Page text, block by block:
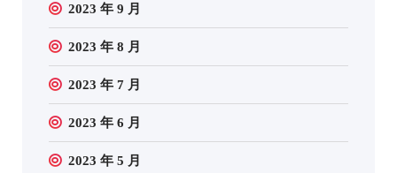
2023 年 9 月
2023 年 8 月
2023 年 7 月
2023 年 6 月
2023 年 5 月